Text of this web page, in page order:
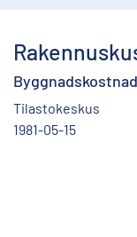
Tilastokeskus
1981-05-15